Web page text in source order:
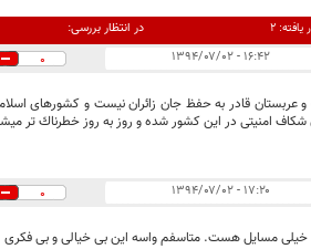
یافته:۲ در انتظار بررسی:
۱۶:۴۲ - ۱۳۹۴/۰۷/۰۲ 0
قادر به حفظ جان زائران نيست و كشورهاى
امنيتى در اين كشور شده و روز به روز خطرناك تر
۱۷:۲۰ - ۱۳۹۴/۰۷/۰۲ 0
مسایل هست. متاسفم واسه این بی خیالی و بی فکری